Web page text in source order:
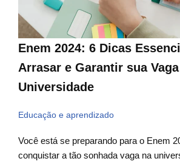
Enem 2024: 6 Dicas
Arrasar e Garantir sua
Universidade
Educação e aprendizado
Você está se preparando para o Enem
conquistar a tão sonhada vaga na